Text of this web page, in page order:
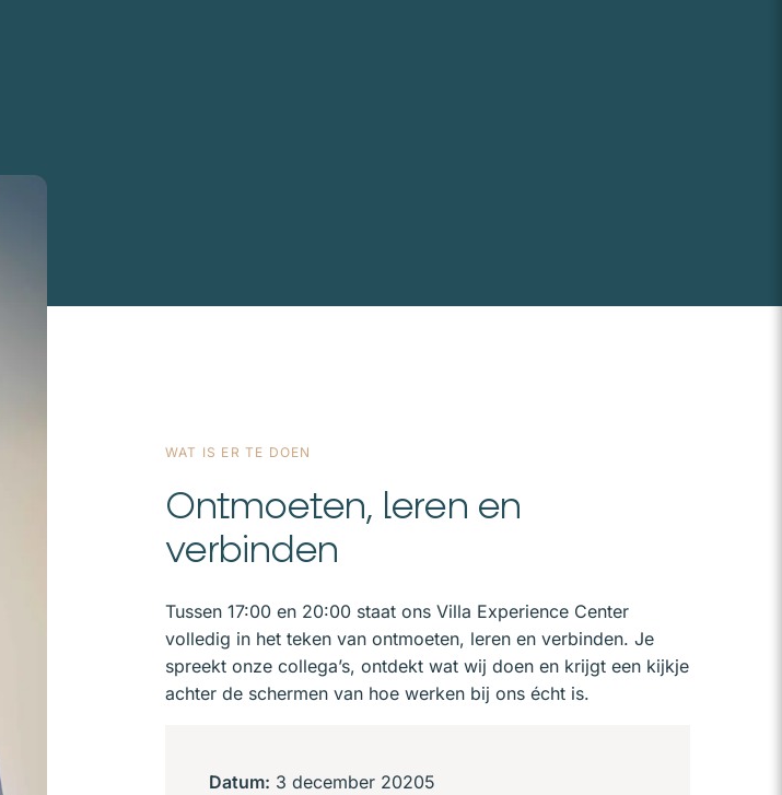
WAT IS ER TE DOEN
Ontmoeten, leren en
verbinden
Tussen 17:00 en 20:00 staat ons Villa Experience Center
volledig in het teken van ontmoeten, leren en verbinden. Je
spreekt onze collega’s, ontdekt wat wij doen en krijgt een kijkje
achter de schermen van hoe werken bij ons écht is.
Datum: 3 december 20205